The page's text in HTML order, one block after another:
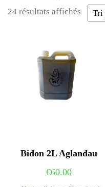
24 résultats affichés
Bidon 2L Aglandau
€60.00